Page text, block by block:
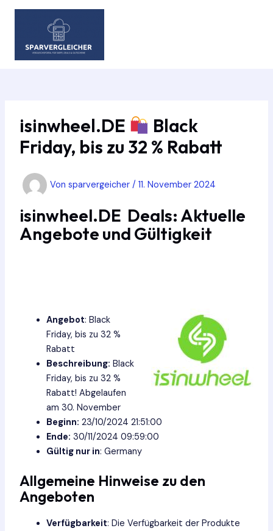
Zum
isinwheel.DE
Black
Friday, bis zu 32 % Rabatt
Von sparvergeicher / 11. November 2024
isinwheel.DE Deals: Aktuelle
Angebote und Gültigkeit
Angebot: Black
Friday, bis zu 32 %
Rabatt
Beschreibung: Black
Friday, bis zu 32 %
Rabatt! Abgelaufen
am 30. November
Beginn: 23/10/2024 21:51:00
Ende: 30/11/2024 09:59:00
Gültig nur in: Germany
Allgemeine Hinweise zu den
Angeboten
Verfügbarkeit: Die Verfügbarkeit der Produkte